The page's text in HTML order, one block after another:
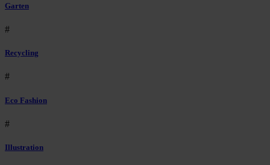
Garten
#
Recycling
#
Eco Fashion
#
Illustration